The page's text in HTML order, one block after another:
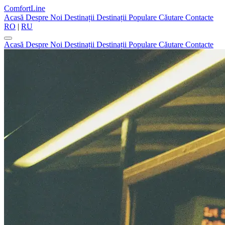
ComfortLine
Acasă Despre Noi Destinații Destinații Populare Căutare Contacte
RO | RU
Acasă Despre Noi Destinații Destinații Populare Căutare Contacte